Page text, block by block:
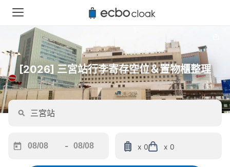
[2026] 三宮站行李寄存空位＆置物櫃整理
-
x 0 x 0